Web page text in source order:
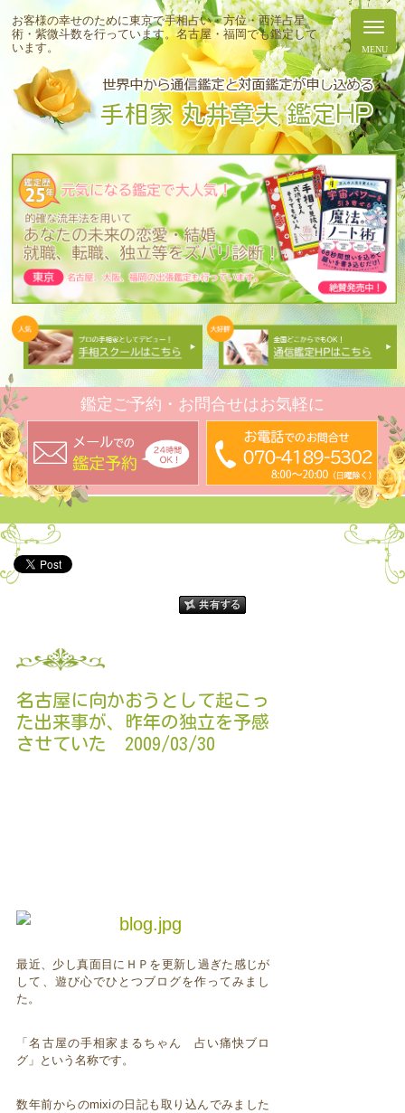
お客様の幸せのために東京で手相占い・方位・西洋占星
術・紫微斗数を行っています。名古屋・福岡でも鑑定して
います。
鑑定ご予約・お問合せはお気軽に
名古屋に向かおうとして起こっ
た出来事が、昨年の独立を予感
させていた 2009/03/30
最近、少し真面目にＨＰを更新し過ぎた感じが
して、遊び心でひとつブログを作ってみまし
た。
「名古屋の手相家まるちゃん 占い痛快ブロ
グ」という名称です。
数年前からのmixiの日記も取り込んでみました